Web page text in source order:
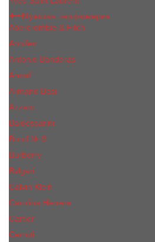
Мужская парфюмерия
Abercrombie & Fitch
Annifen
Antonio Banderas
Armaf
Armand Basi
Azzaro
Baldessarini
Bond № 9
Burberry
Bvlgari
Calvin Klein
Carolina Herrera
Cartier
Cerruti